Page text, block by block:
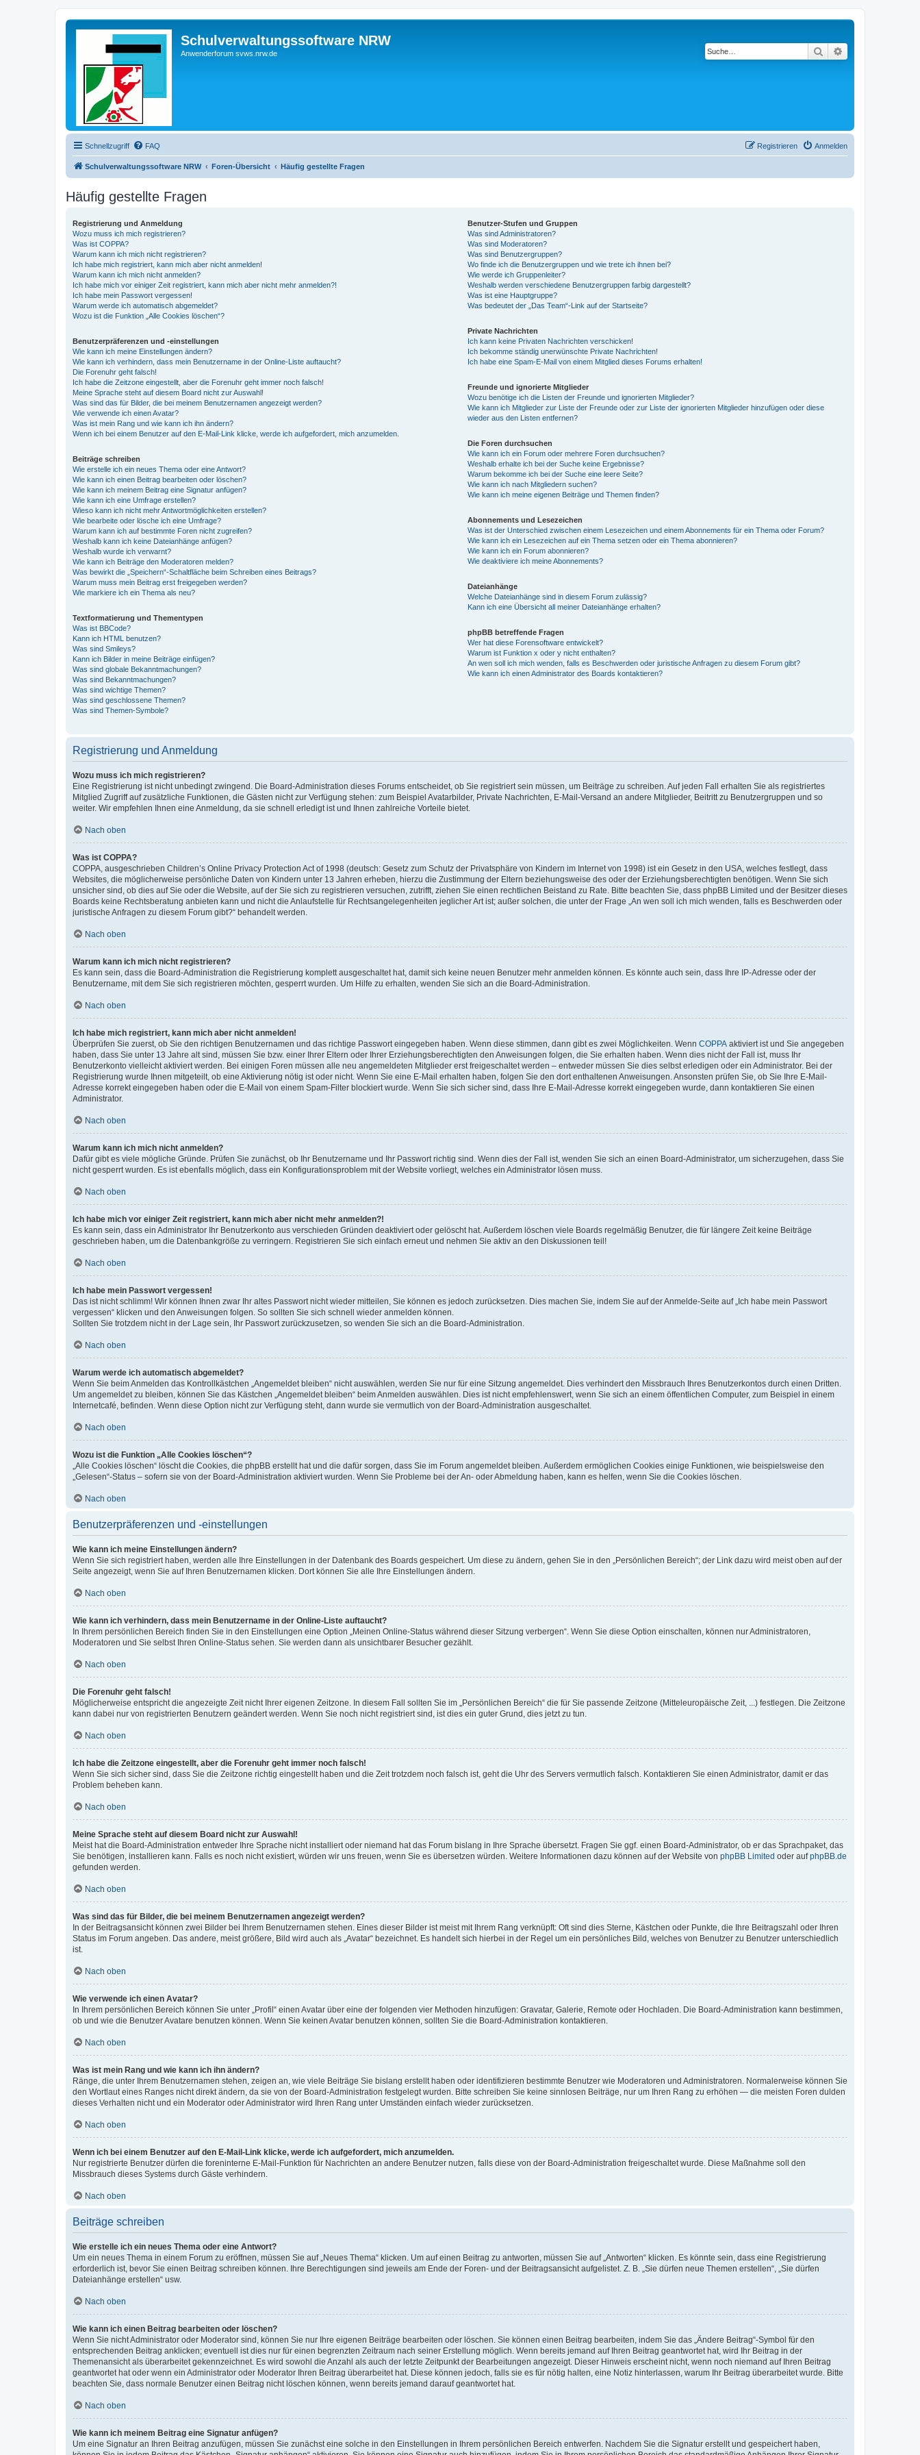
Schulverwaltungssoftware NRW
Anwenderforum svws.nrw.de Suche
Schnellzugriff FAQ Anmelden
Registrieren
Schulverwaltungssoftware NRW Foren-Übersicht Häufig gestellte Fragen
Häufig gestellte Fragen
Registrierung und Anmeldung
Wozu muss ich mich registrieren?
Was ist COPPA?
Warum kann ich mich nicht registrieren?
Ich habe mich registriert, kann mich aber nicht anmelden!
Warum kann ich mich nicht anmelden?
Ich habe mich vor einiger Zeit registriert, kann mich aber nicht mehr anmelden?!
Ich habe mein Passwort vergessen!
Warum werde ich automatisch abgemeldet?
Wozu ist die Funktion „Alle Cookies löschen“?
Benutzerpräferenzen und -einstellungen
Wie kann ich meine Einstellungen ändern?
Wie kann ich verhindern, dass mein Benutzername in der Online-Liste auftaucht?
Die Forenuhr geht falsch!
Ich habe die Zeitzone eingestellt, aber die Forenuhr geht immer noch falsch!
Meine Sprache steht auf diesem Board nicht zur Auswahl!
Was sind das für Bilder, die bei meinem Benutzernamen angezeigt werden?
Wie verwende ich einen Avatar?
Was ist mein Rang und wie kann ich ihn ändern?
Wenn ich bei einem Benutzer auf den E-Mail-Link klicke, werde ich aufgefordert, mich anzumelden.
Beiträge schreiben
Wie erstelle ich ein neues Thema oder eine Antwort?
Wie kann ich einen Beitrag bearbeiten oder löschen?
Wie kann ich meinem Beitrag eine Signatur anfügen?
Wie kann ich eine Umfrage erstellen?
Wieso kann ich nicht mehr Antwortmöglichkeiten erstellen?
Wie bearbeite oder lösche ich eine Umfrage?
Warum kann ich auf bestimmte Foren nicht zugreifen?
Weshalb kann ich keine Dateianhänge anfügen?
Weshalb wurde ich verwarnt?
Wie kann ich Beiträge den Moderatoren melden?
Was bewirkt die „Speichern“-Schaltfläche beim Schreiben eines Beitrags?
Warum muss mein Beitrag erst freigegeben werden?
Wie markiere ich ein Thema als neu?
Textformatierung und Thementypen
Was ist BBCode?
Kann ich HTML benutzen?
Was sind Smileys?
Kann ich Bilder in meine Beiträge einfügen?
Was sind globale Bekanntmachungen?
Was sind Bekanntmachungen?
Was sind wichtige Themen?
Was sind geschlossene Themen?
Was sind Themen-Symbole?
Benutzer-Stufen und Gruppen
Was sind Administratoren?
Was sind Moderatoren?
Was sind Benutzergruppen?
Wo finde ich die Benutzergruppen und wie trete ich ihnen bei?
Wie werde ich Gruppenleiter?
Weshalb werden verschiedene Benutzergruppen farbig dargestellt?
Was ist eine Hauptgruppe?
Was bedeutet der „Das Team“-Link auf der Startseite?
Private Nachrichten
Ich kann keine Privaten Nachrichten verschicken!
Ich bekomme ständig unerwünschte Private Nachrichten!
Ich habe eine Spam-E-Mail von einem Mitglied dieses Forums erhalten!
Freunde und ignorierte Mitglieder
Wozu benötige ich die Listen der Freunde und ignorierten Mitglieder?
Wie kann ich Mitglieder zur Liste der Freunde oder zur Liste der ignorierten Mitglieder hinzufügen oder diese
wieder aus den Listen entfernen?
Die Foren durchsuchen
Wie kann ich ein Forum oder mehrere Foren durchsuchen?
Weshalb erhalte ich bei der Suche keine Ergebnisse?
Warum bekomme ich bei der Suche eine leere Seite?
Wie kann ich nach Mitgliedern suchen?
Wie kann ich meine eigenen Beiträge und Themen finden?
Abonnements und Lesezeichen
Was ist der Unterschied zwischen einem Lesezeichen und einem Abonnements für ein Thema oder Forum?
Wie kann ich ein Lesezeichen auf ein Thema setzen oder ein Thema abonnieren?
Wie kann ich ein Forum abonnieren?
Wie deaktiviere ich meine Abonnements?
Dateianhänge
Welche Dateianhänge sind in diesem Forum zulässig?
Kann ich eine Übersicht all meiner Dateianhänge erhalten?
phpBB betreffende Fragen
Wer hat diese Forensoftware entwickelt?
Warum ist Funktion x oder y nicht enthalten?
An wen soll ich mich wenden, falls es Beschwerden oder juristische Anfragen zu diesem Forum gibt?
Wie kann ich einen Administrator des Boards kontaktieren?
Registrierung und Anmeldung
Wozu muss ich mich registrieren?
Eine Registrierung ist nicht unbedingt zwingend. Die Board-Administration dieses Forums entscheidet, ob Sie registriert sein müssen, um Beiträge zu schreiben. Auf jeden Fall erhalten Sie als registriertes
Mitglied Zugriff auf zusätzliche Funktionen, die Gästen nicht zur Verfügung stehen: zum Beispiel Avatarbilder, Private Nachrichten, E-Mail-Versand an andere Mitglieder, Beitritt zu Benutzergruppen und so
weiter. Wir empfehlen Ihnen eine Anmeldung, da sie schnell erledigt ist und Ihnen zahlreiche Vorteile bietet.
Nach oben
Was ist COPPA?
COPPA, ausgeschrieben Children’s Online Privacy Protection Act of 1998 (deutsch: Gesetz zum Schutz der Privatsphäre von Kindern im Internet von 1998) ist ein Gesetz in den USA, welches festlegt, dass
Websites, die möglicherweise persönliche Daten von Kindern unter 13 Jahren erheben, hierzu die Zustimmung der Eltern beziehungsweise des oder der Erziehungsberechtigten benötigen. Wenn Sie sich
unsicher sind, ob dies auf Sie oder die Website, auf der Sie sich zu registrieren versuchen, zutrifft, ziehen Sie einen rechtlichen Beistand zu Rate. Bitte beachten Sie, dass phpBB Limited und der Besitzer dieses
Boards keine Rechtsberatung anbieten kann und nicht die Anlaufstelle für Rechtsangelegenheiten jeglicher Art ist; außer solchen, die unter der Frage „An wen soll ich mich wenden, falls es Beschwerden oder
juristische Anfragen zu diesem Forum gibt?“ behandelt werden.
Nach oben
Warum kann ich mich nicht registrieren?
Es kann sein, dass die Board-Administration die Registrierung komplett ausgeschaltet hat, damit sich keine neuen Benutzer mehr anmelden können. Es könnte auch sein, dass Ihre IP-Adresse oder der
Benutzername, mit dem Sie sich registrieren möchten, gesperrt wurden. Um Hilfe zu erhalten, wenden Sie sich an die Board-Administration.
Nach oben
Ich habe mich registriert, kann mich aber nicht anmelden!
Überprüfen Sie zuerst, ob Sie den richtigen Benutzernamen und das richtige Passwort eingegeben haben. Wenn diese stimmen, dann gibt es zwei Möglichkeiten. Wenn COPPA aktiviert ist und Sie angegeben
haben, dass Sie unter 13 Jahre alt sind, müssen Sie bzw. einer Ihrer Eltern oder Ihrer Erziehungsberechtigten den Anweisungen folgen, die Sie erhalten haben. Wenn dies nicht der Fall ist, muss Ihr
Benutzerkonto vielleicht aktiviert werden. Bei einigen Foren müssen alle neu angemeldeten Mitglieder erst freigeschaltet werden – entweder müssen Sie dies selbst erledigen oder ein Administrator. Bei der
Registrierung wurde Ihnen mitgeteilt, ob eine Aktivierung nötig ist oder nicht. Wenn Sie eine E-Mail erhalten haben, folgen Sie den dort enthaltenen Anweisungen. Ansonsten prüfen Sie, ob Sie Ihre E-Mail-
Adresse korrekt eingegeben haben oder die E-Mail von einem Spam-Filter blockiert wurde. Wenn Sie sich sicher sind, dass Ihre E-Mail-Adresse korrekt eingegeben wurde, dann kontaktieren Sie einen
Administrator.
Nach oben
Warum kann ich mich nicht anmelden?
Dafür gibt es viele mögliche Gründe. Prüfen Sie zunächst, ob Ihr Benutzername und Ihr Passwort richtig sind. Wenn dies der Fall ist, wenden Sie sich an einen Board-Administrator, um sicherzugehen, dass Sie
nicht gesperrt wurden. Es ist ebenfalls möglich, dass ein Konfigurationsproblem mit der Website vorliegt, welches ein Administrator lösen muss.
Nach oben
Ich habe mich vor einiger Zeit registriert, kann mich aber nicht mehr anmelden?!
Es kann sein, dass ein Administrator Ihr Benutzerkonto aus verschieden Gründen deaktiviert oder gelöscht hat. Außerdem löschen viele Boards regelmäßig Benutzer, die für längere Zeit keine Beiträge
geschrieben haben, um die Datenbankgröße zu verringern. Registrieren Sie sich einfach erneut und nehmen Sie aktiv an den Diskussionen teil!
Nach oben
Ich habe mein Passwort vergessen!
Das ist nicht schlimm! Wir können Ihnen zwar Ihr altes Passwort nicht wieder mitteilen, Sie können es jedoch zurücksetzen. Dies machen Sie, indem Sie auf der Anmelde-Seite auf „Ich habe mein Passwort
vergessen“ klicken und den Anweisungen folgen. So sollten Sie sich schnell wieder anmelden können.
Sollten Sie trotzdem nicht in der Lage sein, Ihr Passwort zurückzusetzen, so wenden Sie sich an die Board-Administration.
Nach oben
Warum werde ich automatisch abgemeldet?
Wenn Sie beim Anmelden das Kontrollkästchen „Angemeldet bleiben“ nicht auswählen, werden Sie nur für eine Sitzung angemeldet. Dies verhindert den Missbrauch Ihres Benutzerkontos durch einen Dritten.
Um angemeldet zu bleiben, können Sie das Kästchen „Angemeldet bleiben“ beim Anmelden auswählen. Dies ist nicht empfehlenswert, wenn Sie sich an einem öffentlichen Computer, zum Beispiel in einem
Internetcafé, befinden. Wenn diese Option nicht zur Verfügung steht, dann wurde sie vermutlich von der Board-Administration ausgeschaltet.
Nach oben
Wozu ist die Funktion „Alle Cookies löschen“?
„Alle Cookies löschen“ löscht die Cookies, die phpBB erstellt hat und die dafür sorgen, dass Sie im Forum angemeldet bleiben. Außerdem ermöglichen Cookies einige Funktionen, wie beispielsweise den
„Gelesen“-Status – sofern sie von der Board-Administration aktiviert wurden. Wenn Sie Probleme bei der An- oder Abmeldung haben, kann es helfen, wenn Sie die Cookies löschen.
Nach oben
Benutzerpräferenzen und -einstellungen
Wie kann ich meine Einstellungen ändern?
Wenn Sie sich registriert haben, werden alle Ihre Einstellungen in der Datenbank des Boards gespeichert. Um diese zu ändern, gehen Sie in den „Persönlichen Bereich“; der Link dazu wird meist oben auf der
Seite angezeigt, wenn Sie auf Ihren Benutzernamen klicken. Dort können Sie alle Ihre Einstellungen ändern.
Nach oben
Wie kann ich verhindern, dass mein Benutzername in der Online-Liste auftaucht?
In Ihrem persönlichen Bereich finden Sie in den Einstellungen eine Option „Meinen Online-Status während dieser Sitzung verbergen“. Wenn Sie diese Option einschalten, können nur Administratoren,
Moderatoren und Sie selbst Ihren Online-Status sehen. Sie werden dann als unsichtbarer Besucher gezählt.
Nach oben
Die Forenuhr geht falsch!
Möglicherweise entspricht die angezeigte Zeit nicht Ihrer eigenen Zeitzone. In diesem Fall sollten Sie im „Persönlichen Bereich“ die für Sie passende Zeitzone (Mitteleuropäische Zeit, ...) festlegen. Die Zeitzone
kann dabei nur von registrierten Benutzern geändert werden. Wenn Sie noch nicht registriert sind, ist dies ein guter Grund, dies jetzt zu tun.
Nach oben
Ich habe die Zeitzone eingestellt, aber die Forenuhr geht immer noch falsch!
Wenn Sie sich sicher sind, dass Sie die Zeitzone richtig eingestellt haben und die Zeit trotzdem noch falsch ist, geht die Uhr des Servers vermutlich falsch. Kontaktieren Sie einen Administrator, damit er das
Problem beheben kann.
Nach oben
Meine Sprache steht auf diesem Board nicht zur Auswahl!
Meist hat die Board-Administration entweder Ihre Sprache nicht installiert oder niemand hat das Forum bislang in Ihre Sprache übersetzt. Fragen Sie ggf. einen Board-Administrator, ob er das Sprachpaket, das
Sie benötigen, installieren kann. Falls es noch nicht existiert, würden wir uns freuen, wenn Sie es übersetzen würden. Weitere Informationen dazu können auf der Website von phpBB Limited oder aufphpBB.de
gefunden werden.
Nach oben
Was sind das für Bilder, die bei meinem Benutzernamen angezeigt werden?
In der Beitragsansicht können zwei Bilder bei Ihrem Benutzernamen stehen. Eines dieser Bilder ist meist mit Ihrem Rang verknüpft: Oft sind dies Sterne, Kästchen oder Punkte, die Ihre Beitragszahl oder Ihren
Status im Forum angeben. Das andere, meist größere, Bild wird auch als „Avatar“ bezeichnet. Es handelt sich hierbei in der Regel um ein persönliches Bild, welches von Benutzer zu Benutzer unterschiedlich
ist.
Nach oben
Wie verwende ich einen Avatar?
In Ihrem persönlichen Bereich können Sie unter „Profil“ einen Avatar über eine der folgenden vier Methoden hinzufügen: Gravatar, Galerie, Remote oder Hochladen. Die Board-Administration kann bestimmen,
ob und wie die Benutzer Avatare benutzen können. Wenn Sie keinen Avatar benutzen können, sollten Sie die Board-Administration kontaktieren.
Nach oben
Was ist mein Rang und wie kann ich ihn ändern?
Ränge, die unter Ihrem Benutzernamen stehen, zeigen an, wie viele Beiträge Sie bislang erstellt haben oder identifizieren bestimmte Benutzer wie Moderatoren und Administratoren. Normalerweise können Sie
den Wortlaut eines Ranges nicht direkt ändern, da sie von der Board-Administration festgelegt wurden. Bitte schreiben Sie keine sinnlosen Beiträge, nur um Ihren Rang zu erhöhen — die meisten Foren dulden
dieses Verhalten nicht und ein Moderator oder Administrator wird Ihren Rang unter Umständen einfach wieder zurücksetzen.
Nach oben
Wenn ich bei einem Benutzer auf den E-Mail-Link klicke, werde ich aufgefordert, mich anzumelden.
Nur registrierte Benutzer dürfen die foreninterne E-Mail-Funktion für Nachrichten an andere Benutzer nutzen, falls diese von der Board-Administration freigeschaltet wurde. Diese Maßnahme soll den
Missbrauch dieses Systems durch Gäste verhindern.
Nach oben
Beiträge schreiben
Wie erstelle ich ein neues Thema oder eine Antwort?
Um ein neues Thema in einem Forum zu eröffnen, müssen Sie auf „Neues Thema“ klicken. Um auf einen Beitrag zu antworten, müssen Sie auf „Antworten“ klicken. Es könnte sein, dass eine Registrierung
erforderlich ist, bevor Sie einen Beitrag schreiben können. Ihre Berechtigungen sind jeweils am Ende der Foren- und der Beitragsansicht aufgelistet. Z. B. „Sie dürfen neue Themen erstellen“, „Sie dürfen
Dateianhänge erstellen“ usw.
Nach oben
Wie kann ich einen Beitrag bearbeiten oder löschen?
Wenn Sie nicht Administrator oder Moderator sind, können Sie nur Ihre eigenen Beiträge bearbeiten oder löschen. Sie können einen Beitrag bearbeiten, indem Sie das „Ändere Beitrag“-Symbol für den
entsprechenden Beitrag anklicken; eventuell ist dies nur für einen begrenzten Zeitraum nach seiner Erstellung möglich. Wenn bereits jemand auf Ihren Beitrag geantwortet hat, wird Ihr Beitrag in der
Themenansicht als überarbeitet gekennzeichnet. Es wird sowohl die Anzahl als auch der letzte Zeitpunkt der Bearbeitungen angezeigt. Dieser Hinweis erscheint nicht, wenn noch niemand auf Ihren Beitrag
geantwortet hat oder wenn ein Administrator oder Moderator Ihren Beitrag überarbeitet hat. Diese können jedoch, falls sie es für nötig halten, eine Notiz hinterlassen, warum Ihr Beitrag überarbeitet wurde. Bitte
beachten Sie, dass normale Benutzer einen Beitrag nicht löschen können, wenn bereits jemand darauf geantwortet hat.
Nach oben
Wie kann ich meinem Beitrag eine Signatur anfügen?
Um eine Signatur an Ihren Beitrag anzufügen, müssen Sie zunächst eine solche in den Einstellungen in Ihrem persönlichen Bereich entwerfen. Nachdem Sie die Signatur erstellt und gespeichert haben,